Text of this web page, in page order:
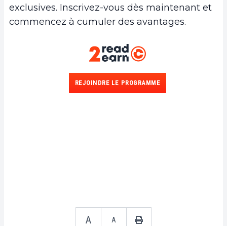
exclusives. Inscrivez-vous dès maintenant et
commencez à cumuler des avantages.
REJOINDRE LE PROGRAMME
A A